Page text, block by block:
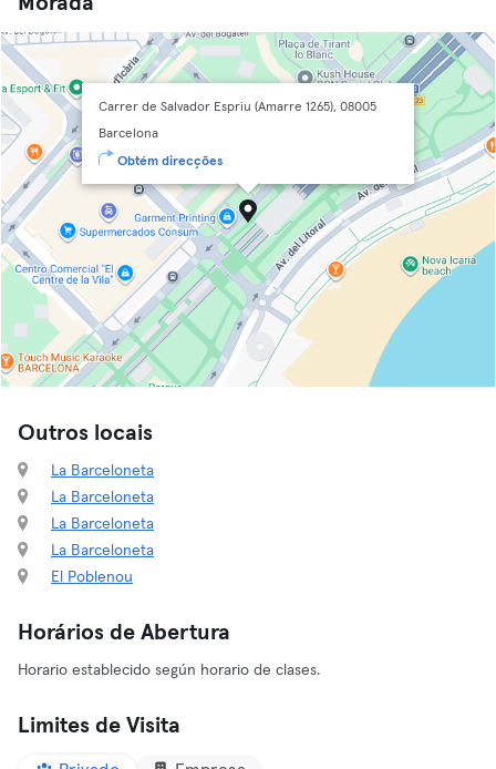
Carrer de Salvador Espriu (Amarre 1265), 08005
Barcelona
Obtém direcções
Outros locais
La Barceloneta
La Barceloneta
La Barceloneta
La Barceloneta
El Poblenou
Horários de Abertura
Horario establecido según horario de clases.
Limites de Visita